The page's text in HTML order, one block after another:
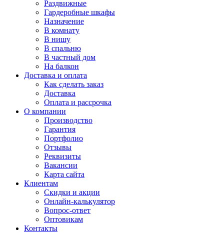
Раздвижные
Гардеробные шкафы
Назначение
В комнату
В нишу
В спальню
В частный дом
На балкон
Доставка и оплата
Как сделать заказ
Доставка
Оплата и рассрочка
О компании
Производство
Гарантия
Портфолио
Отзывы
Реквизиты
Вакансии
Карта сайта
Клиентам
Скидки и акции
Онлайн-калькулятор
Вопрос-ответ
Оптовикам
Контакты